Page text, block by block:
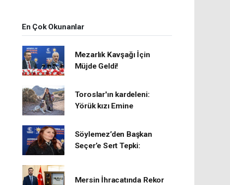
En Çok Okunanlar
Mezarlık Kavşağı İçin
Müjde Geldi!
Toroslar'ın kardeleni:
Yörük kızı Emine
Söylemez’den Başkan
Seçer’e Sert Tepki:
Mersin İhracatında Rekor